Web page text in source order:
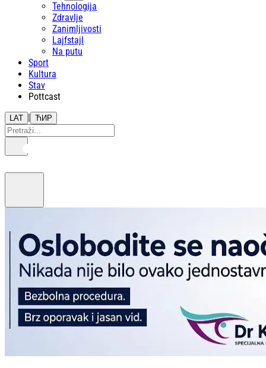
Tehnologija
Zdravlje
Zanimljivosti
Lajfstajl
Na putu
Sport
Kultura
Stav
Pottcast
LAT | ЋИР